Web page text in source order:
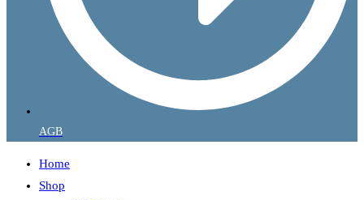
AGB
Home
Shop